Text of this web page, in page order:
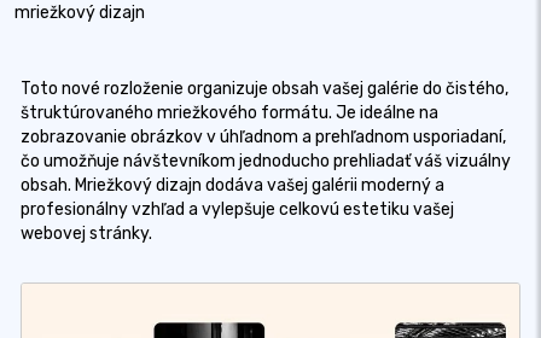
mriežkový dizajn
Toto nové rozloženie organizuje obsah vašej galérie do čistého,
štruktúrovaného mriežkového formátu. Je ideálne na
zobrazovanie obrázkov v úhľadnom a prehľadnom usporiadaní,
čo umožňuje návštevníkom jednoducho prehliadať váš vizuálny
obsah. Mriežkový dizajn dodáva vašej galérii moderný a
profesionálny vzhľad a vylepšuje celkovú estetiku vašej
webovej stránky.